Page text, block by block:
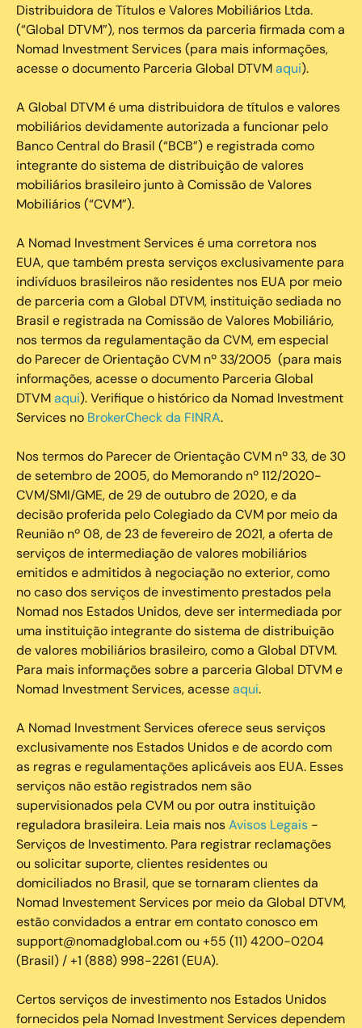
Distribuidora de Títulos e Valores Mobiliários Ltda.
(“Global DTVM”), nos termos da parceria firmada com a
Nomad Investment Services (para mais informações,
acesse o documento Parceria Global DTVMaqui).
A Global DTVM é uma distribuidora de títulos e valores
mobiliários devidamente autorizada a funcionar pelo
Banco Central do Brasil (“BCB”) e registrada como
integrante do sistema de distribuição de valores
mobiliários brasileiro junto à Comissão de Valores
Mobiliários (“CVM”).
‍A Nomad Investment Services é uma corretora nos
EUA, que também presta serviços exclusivamente para
indivíduos brasileiros não residentes nos EUA por meio
de parceria com a Global DTVM, instituição sediada no
Brasil e registrada na Comissão de Valores Mobiliário,
nos termos da regulamentação da CVM, em especial
do Parecer de Orientação CVM nº 33/2005 (para mais
informações, acesse o documento Parceria Global
DTVMaqui). Verifique o histórico da Nomad Investment
Services no BrokerCheck da FINRA.
Nos termos do Parecer de Orientação CVM nº 33, de 30
de setembro de 2005, do Memorando nº 112/2020-
CVM/SMI/GME, de 29 de outubro de 2020, e da
decisão proferida pelo Colegiado da CVM por meio da
Reunião nº 08, de 23 de fevereiro de 2021, a oferta de
serviços de intermediação de valores mobiliários
emitidos e admitidos à negociação no exterior, como
no caso dos serviços de investimento prestados pela
Nomad nos Estados Unidos, deve ser intermediada por
uma instituição integrante do sistema de distribuição
de valores mobiliários brasileiro, como a Global DTVM.
Para mais informações sobre a parceria Global DTVM e
Nomad Investment Services, acesseaqui.
A Nomad Investment Services oferece seus serviços
exclusivamente nos Estados Unidos e de acordo com
as regras e regulamentações aplicáveis aos EUA. Esses
serviços não estão registrados nem são
supervisionados pela CVM ou por outra instituição
reguladora brasileira. Leia mais nosAvisos Legais -
Serviços de Investimento. Para registrar reclamações
ou solicitar suporte, clientes residentes ou
domiciliados no Brasil, que se tornaram clientes da
Nomad Investement Services por meio da Global DTVM,
estão convidados a entrar em contato conosco em
support@nomadglobal.com ou +55 (11) 4200-0204
(Brasil) / +1 (888) 998-2261 (EUA).
Certos serviços de investimento nos Estados Unidos
fornecidos pela Nomad Investment Services dependem